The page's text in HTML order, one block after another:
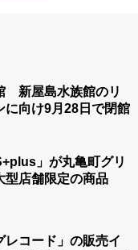
新屋島水族館のリ
に向け9月28日で閉館
」が丸亀町グリ
店舗限定の商品
レコード」の販売イ